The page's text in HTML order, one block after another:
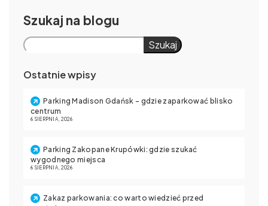
Szukaj
Szukaj
Ostatnie wpisy
Parking Madison Gdańsk – gdzie zaparkować blisko
centrum
6 SIERPNIA, 2026
Parking Zakopane Krupówki: gdzie szukać
wygodnego miejsca
6 SIERPNIA, 2026
Zakaz parkowania: co warto wiedzieć przed